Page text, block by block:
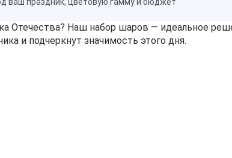
Наш набор шаров — идеальное
и подчеркнут значимость этого дня.